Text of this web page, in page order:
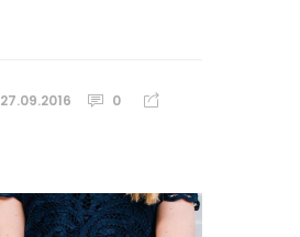
27.09.2016 0